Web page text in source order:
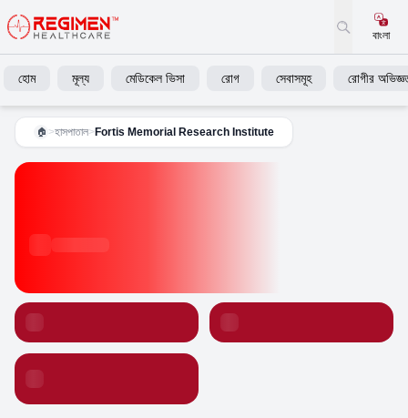
বাংলা
হোম মূল্য মেডিকেল ভিসা রোগ সেবাসমূহ রোগীর
🏠 >হাসপাতাল> Fortis Memorial Research Institute